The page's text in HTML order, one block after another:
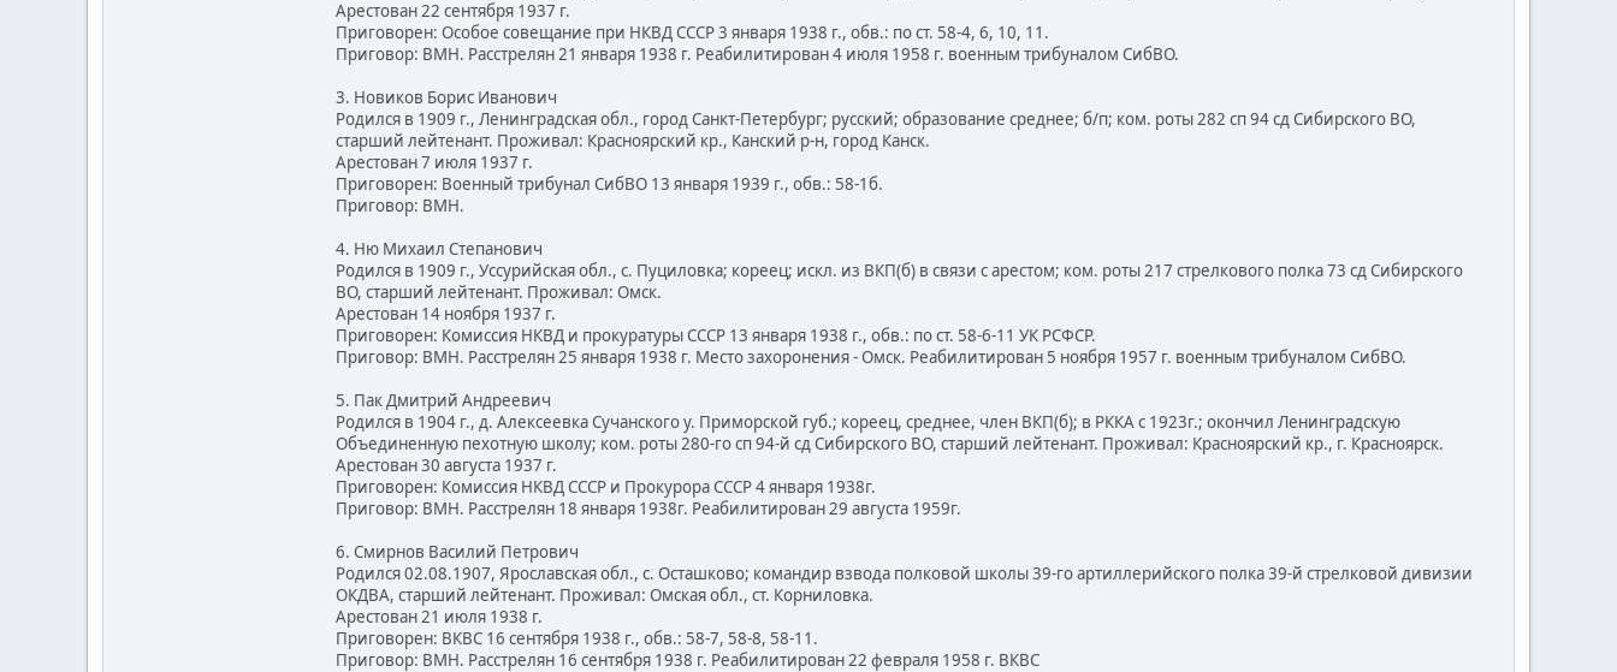
Арестован 22 сентября 1937 г.
Приговорен: Особое совещание при НКВД СССР 3 января 1938 г., обв.: по ст. 58-4, 6, 10, 11.
Приговор: ВМН. Расстрелян 21 января 1938 г. Реабилитирован 4 июля 1958 г. военным трибуналом СибВО.
3. Новиков Борис Иванович
Родился в 1909 г., Ленинградская обл., город Санкт-Петербург; русский; образование среднее; б/п; ком. роты 282 сп 94 сд Сибирского ВО,
старший лейтенант. Проживал: Красноярский кр., Канский р-н, город Канск.
Арестован 7 июля 1937 г.
Приговорен: Военный трибунал СибВО 13 января 1939 г., обв.: 58-1б.
Приговор: ВМН.
4. Ню Михаил Степанович
Родился в 1909 г., Уссурийская обл., с. Пуциловка; кореец; искл. из ВКП(б) в связи с арестом; ком. роты 217 стрелкового полка 73 сд Сибирского
ВО, старший лейтенант. Проживал: Омск.
Арестован 14 ноября 1937 г.
Приговорен: Комиссия НКВД и прокуратуры СССР 13 января 1938 г., обв.: по ст. 58-6-11 УК РСФСР.
Приговор: ВМН. Расстрелян 25 января 1938 г. Место захоронения - Омск. Реабилитирован 5 ноября 1957 г. военным трибуналом СибВО.
5. Пак Дмитрий Андреевич
Родился в 1904 г., д. Алексеевка Сучанского у. Приморской губ.; кореец, среднее, член ВКП(б); в РККА с 1923г.; окончил Ленинградскую
Объединенную пехотную школу; ком. роты 280-го сп 94-й сд Сибирского ВО, старший лейтенант. Проживал: Красноярский кр., г. Красноярск.
Арестован 30 августа 1937 г.
Приговорен: Комиссия НКВД СССР и Прокурора СССР 4 января 1938г.
Приговор: ВМН. Расстрелян 18 января 1938г. Реабилитирован 29 августа 1959г.
6. Смирнов Василий Петрович
Родился 02.08.1907, Ярославская обл., с. Осташково; командир взвода полковой школы 39-го артиллерийского полка 39-й стрелковой дивизии
ОКДВА, старший лейтенант. Проживал: Омская обл., ст. Корниловка.
Арестован 21 июля 1938 г.
Приговорен: ВКВС 16 сентября 1938 г., обв.: 58-7, 58-8, 58-11.
Приговор: ВМН. Расстрелян 16 сентября 1938 г. Реабилитирован 22 февраля 1958 г. ВКВС